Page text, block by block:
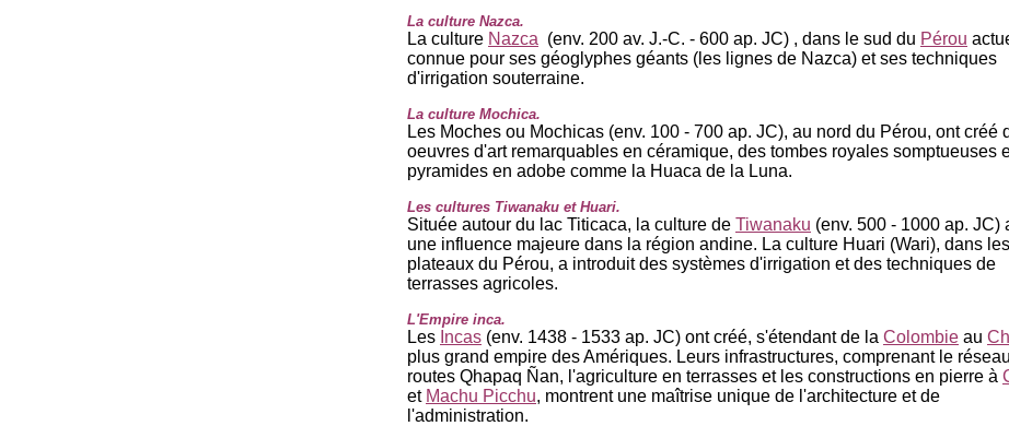
La culture Nazca.
La culture Nazca (env. 200 av. J.-C. - 600 ap. JC) , dans le sud du Pérou
connue pour ses géoglyphes géants (les lignes de Nazca) et ses techniques
d'irrigation souterraine.
La culture Mochica.
Les Moches ou Mochicas (env. 100 - 700 ap. JC), au nord du Pérou, ont créé
oeuvres d'art remarquables en céramique, des tombes royales somptueuses
pyramides en adobe comme la Huaca de la Luna.
Les cultures Tiwanaku et Huari.
Située autour du lac Titicaca, la culture de Tiwanaku (env. 500 - 1000 ap. JC)
une influence majeure dans la région andine. La culture Huari (Wari), dans
plateaux du Pérou, a introduit des systèmes d'irrigation et des techniques de
terrasses agricoles.
L'Empire inca.
Les Incas (env. 1438 - 1533 ap. JC) ont créé, s'étendant de la Colombie au
plus grand empire des Amériques. Leurs infrastructures, comprenant le
routes Qhapaq Ñan, l'agriculture en terrasses et les constructions en pierre à
et Machu Picchu, montrent une maîtrise unique de l'architecture et de
l'administration.